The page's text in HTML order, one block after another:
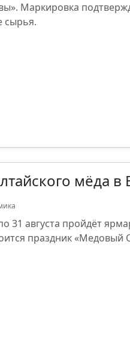
Маркировка
сырья.
мёда в
31 августа пройдёт
праздник «Медовый